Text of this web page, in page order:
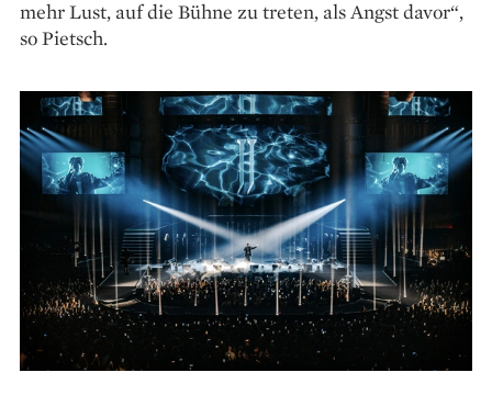
mehr Lust, auf die Bühne zu treten, als Angst davor“,
so Pietsch.